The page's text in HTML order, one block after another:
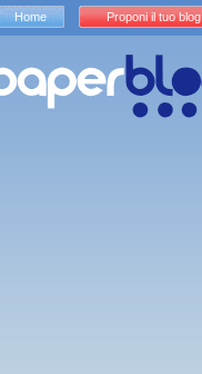
Home Proponi il tuo blog